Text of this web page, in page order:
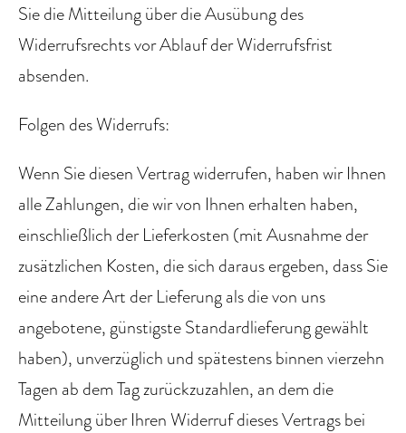
Sie die Mitteilung über die Ausübung des
Widerrufsrechts vor Ablauf der Widerrufsfrist
absenden.
Folgen des Widerrufs:
Wenn Sie diesen Vertrag widerrufen, haben wir Ihnen
alle Zahlungen, die wir von Ihnen erhalten haben,
einschließlich der Lieferkosten (mit Ausnahme der
zusätzlichen Kosten, die sich daraus ergeben, dass Sie
eine andere Art der Lieferung als die von uns
angebotene, günstigste Standardlieferung gewählt
haben), unverzüglich und spätestens binnen vierzehn
Tagen ab dem Tag zurückzuzahlen, an dem die
Mitteilung über Ihren Widerruf dieses Vertrags bei